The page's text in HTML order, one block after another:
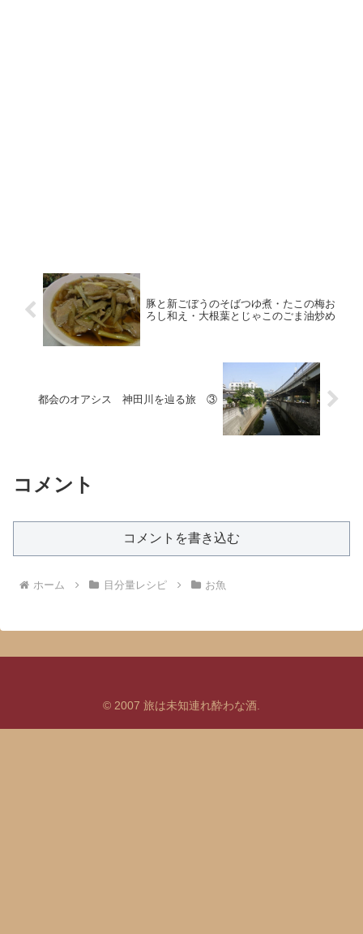
豚と新ごぼうのそばつゆ煮・たこの梅お
ろし和え・大根葉とじゃこのごま油炒め
都会のオアシス 神田川を辿る旅 ③
コメント
コメントを書き込む
ホーム 目分量レシピ お魚
© 2007 旅は未知連れ酔わな酒.